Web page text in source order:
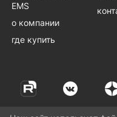
EMS
о компании
где купить